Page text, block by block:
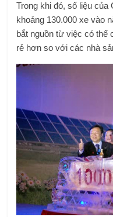
Trong khi đó, số liệu
khoảng 130.000 xe vào
bắt nguồn từ việc có thể
rẻ hơn so với các nhà